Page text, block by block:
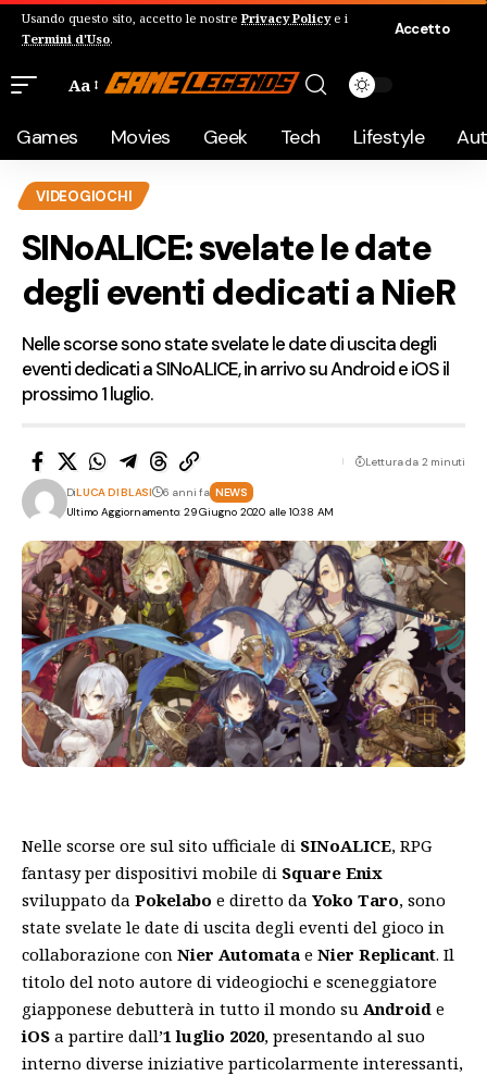
Usando questo sito, accetto le nostre Privacy Policye i
Termini d'Uso.
Accetto
Aa
Games Movies Geek Tech Lifestyle
VIDEOGIOCHI
SINoALICE: svelate le date
degli eventi dedicati a NieR
Nelle scorse sono state svelate le date di uscita degli
eventi dedicati a SINoALICE, in arrivo su Android e iOS il
prossimo 1 luglio.
Ultimo Aggiornamento: 29 Giugno 2020 alle 10:38 AM
DiLUCA DI BLASI 6 anni fa NEWS
Lettura da 2 minuti
Nelle scorse ore sul sito ufficiale di SINoALICE, RPG
fantasy per dispositivi mobile di Square Enix
sviluppato da Pokelabo e diretto da Yoko Taro, sono
state svelate le date di uscita degli eventi del gioco in
collaborazione con Nier Automata e Nier Replicant. Il
titolo del noto autore di videogiochi e sceneggiatore
giapponese debutterà in tutto il mondo su Android e
iOS a partire dall’1 luglio 2020, presentando al suo
interno diverse iniziative particolarmente interessanti,